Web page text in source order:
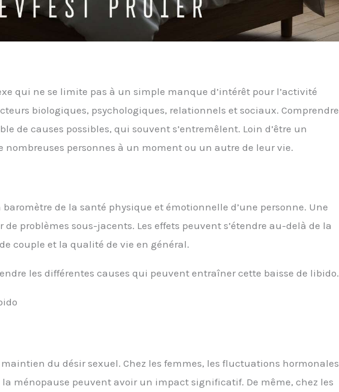
qui ne se limite pas à un simple manque d’intérêt pour l’activité
biologiques, psychologiques, relationnels et sociaux. Comprendre
de causes possibles, qui souvent s’entremêlent. Loin d’être un
personnes à un moment ou un autre de leur vie.
de la santé physique et émotionnelle d’une personne. Une
problèmes sous-jacents. Les effets peuvent s’étendre au-delà de la
couple et la qualité de vie en général.
les différentes causes qui peuvent entraîner cette baisse de libido.
du désir sexuel. Chez les femmes, les fluctuations hormonales
ménopause peuvent avoir un impact significatif. De même, chez les